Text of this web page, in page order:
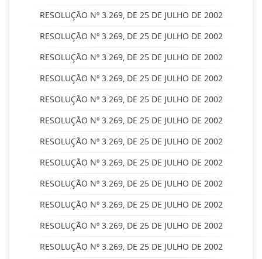
RESOLUÇÃO Nº 3.269, DE 25 DE JULHO DE 2002
RESOLUÇÃO Nº 3.269, DE 25 DE JULHO DE 2002
RESOLUÇÃO Nº 3.269, DE 25 DE JULHO DE 2002
RESOLUÇÃO Nº 3.269, DE 25 DE JULHO DE 2002
RESOLUÇÃO Nº 3.269, DE 25 DE JULHO DE 2002
RESOLUÇÃO Nº 3.269, DE 25 DE JULHO DE 2002
RESOLUÇÃO Nº 3.269, DE 25 DE JULHO DE 2002
RESOLUÇÃO Nº 3.269, DE 25 DE JULHO DE 2002
RESOLUÇÃO Nº 3.269, DE 25 DE JULHO DE 2002
RESOLUÇÃO Nº 3.269, DE 25 DE JULHO DE 2002
RESOLUÇÃO Nº 3.269, DE 25 DE JULHO DE 2002
RESOLUÇÃO Nº 3.269, DE 25 DE JULHO DE 2002